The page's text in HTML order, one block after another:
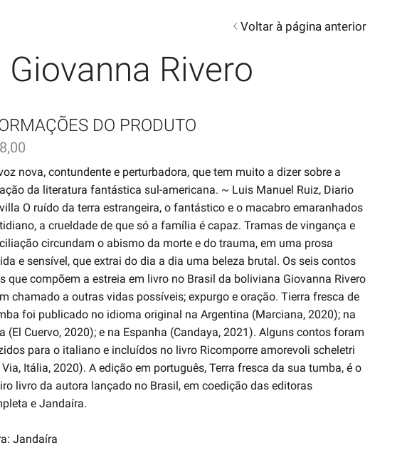
Rivero
Voltar à página anterior
DO PRODUTO
nova, contundente e perturbadora, que tem muito a dizer sobre a
da literatura fantástica sul-americana. ~ Luis Manuel Ruiz, Diario
O ruído da terra estrangeira, o fantástico e o macabro emaranhados
a crueldade de que só a família é capaz. Tramas de vingança e
circundam o abismo da morte e do trauma, em uma prosa
e sensível, que extrai do dia a dia uma beleza brutal. Os seis contos
que compõem a estreia em livro no Brasil da boliviana Giovanna Rivero
chamado a outras vidas possíveis; expurgo e oração. Tierra fresca de
foi publicado no idioma original na Argentina (Marciana, 2020); na
(El Cuervo, 2020); e na Espanha (Candaya, 2021). Alguns contos foram
para o italiano e incluídos no livro Ricomporre amorevoli scheletri
Via, Itália, 2020). A edição em português, Terra fresca da sua tumba, é o
livro da autora lançado no Brasil, em coedição das editoras
e Jandaíra.
Jandaíra